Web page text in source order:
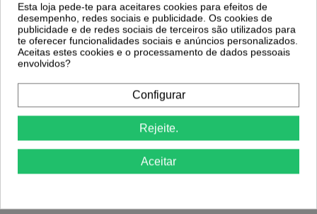
Clientes Que Compraram Este
Produto Também Compraram:
-27% -20%
Esta loja pede-te para aceitares cookies para efeitos de
desempenho, redes sociais e publicidade. Os cookies de
publicidade e de redes sociais de terceiros são utilizados para
te oferecer funcionalidades sociais e anúncios personalizados.
Aceitas estes cookies e o processamento de dados pessoais
envolvidos?
Configurar
Rejeite.
Aceitar